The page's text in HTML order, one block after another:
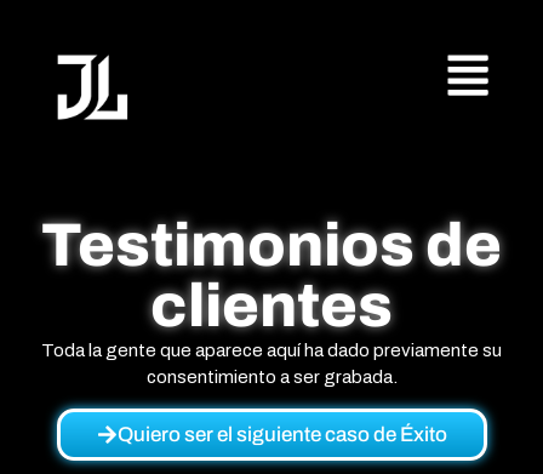
Testimonios de
clientes
Toda la gente que aparece aquí ha dado previamente su
consentimiento a ser grabada.
Quiero ser el siguiente caso de Éxito